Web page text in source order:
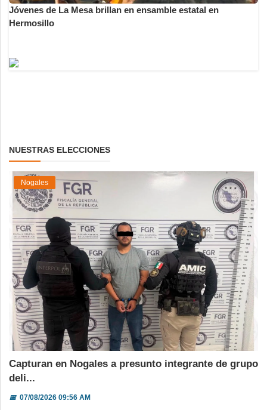
Jóvenes de La Mesa brillan en ensamble estatal en
Hermosillo
NUESTRAS ELECCIONES
Nogales
Capturan en Nogales a presunto integrante de grupo
deli...
📅07/08/2026 09:56 AM